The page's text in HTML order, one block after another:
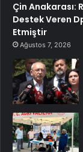
Çin Anakarası:
Destek Veren
Etmiştir
Ağustos 7, 2026